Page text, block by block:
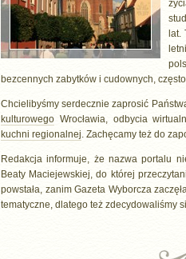
lat.
bezcennych zabytków i cudownych,
Chcielibyśmy serdecznie zaprosić
kulturowego Wrocławia, odbycia
kuchni regionalnej. Zachęcamy też do
Redakcja informuje, że nazwa portalu
Beaty Maciejewskiej, do której
powstała, zanim Gazeta Wyborcza
tematyczne, dlatego też zdecydowaliśmy